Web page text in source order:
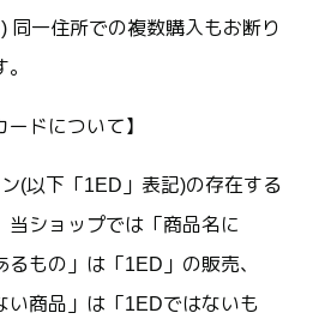
同一住所での複数購入もお断り
ードについて】
(以下「1ED」表記)の存在する
当ショップでは「商品名に
るもの」は「1ED」の販売、
い商品」は「1EDではないも